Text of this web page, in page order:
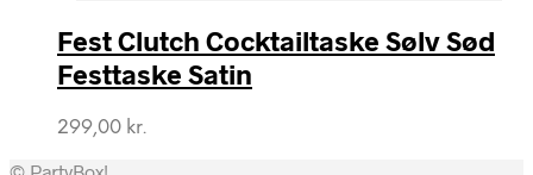
Fest Clutch Cocktailtaske Sølv Sød
Festtaske Satin
299,00 kr.
© PartyBox!